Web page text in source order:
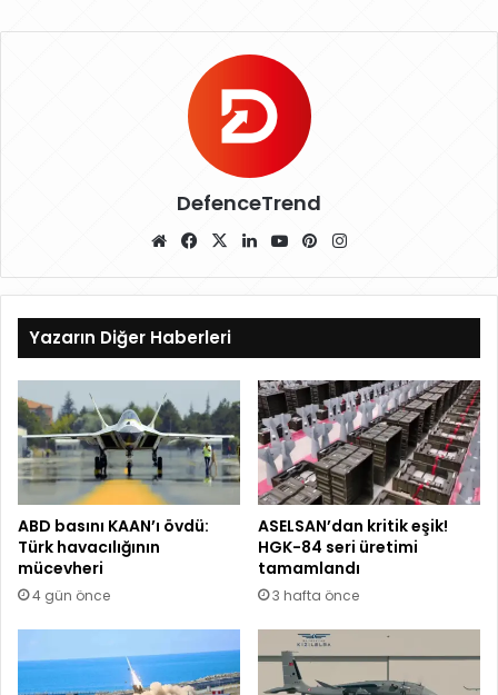
DefenceTrend
W
sit
esi
Fa
bo
ok
X
Lin
dIn
Yo
ub
e
Pin
es
t
gr
a
Yazarın Diğer Haberleri
ABD basını KAAN’ı övdü:
Türk havacılığının
mücevheri
4 gün önce
ASELSAN’dan kritik eşik!
HGK-84 seri üretimi
tamamlandı
3 hafta önce